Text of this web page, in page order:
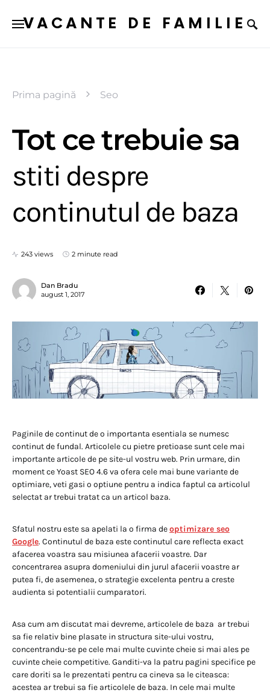
VACANTE DE FAMILIE
Prima pagină Seo
Tot ce trebuie sa
stiti despre
continutul de baza
243 views 2 minute read
Dan Bradu
august 1, 2017
Paginile de continut de o importanta esentiala se numesc
continut de fundal. Articolele cu pietre pretioase sunt cele mai
importante articole de pe site-ul vostru web. Prin urmare, din
moment ce Yoast SEO 4.6 va ofera cele mai bune variante de
optimiare, veti gasi o optiune pentru a indica faptul ca articolul
selectat ar trebui tratat ca un articol baza.
Sfatul nostru este sa apelati la o firma deoptimizare seo
Google. Continutul de baza este continutul care reflecta exact
afacerea voastra sau misiunea afacerii voastre. Dar
concentrarea asupra domeniului din jurul afacerii voastre ar
putea fi, de asemenea, o strategie excelenta pentru a creste
audienta si potentialii cumparatori.
Asa cum am discutat mai devreme, articolele de baza ar trebui
sa fie relativ bine plasate in structura site-ului vostru,
concentrandu-se pe cele mai multe cuvinte cheie si mai ales pe
cuvinte cheie competitive. Ganditi-va la patru pagini specifice pe
care doriti sa le prezentati pentru ca cineva sa le citeasca:
acestea ar trebui sa fie articolele de baza. In cele mai multe